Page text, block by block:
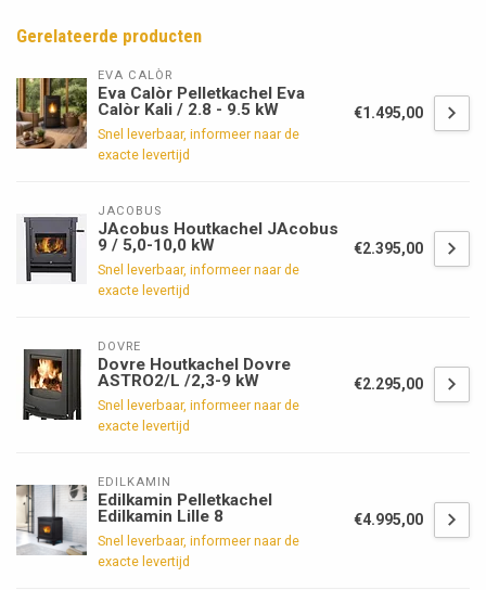
Gerelateerde producten
EVA CALÒR
Eva Calòr Pelletkachel Eva
Calòr Kali / 2.8 - 9.5 kW
Snel leverbaar, informeer naar de
exacte levertijd
€1.495,00
JACOBUS
JAcobus Houtkachel JAcobus
9 / 5,0-10,0 kW
Snel leverbaar, informeer naar de
exacte levertijd
€2.395,00
DOVRE
Dovre Houtkachel Dovre
ASTRO2/L /2,3-9 kW
Snel leverbaar, informeer naar de
exacte levertijd
€2.295,00
EDILKAMIN
Edilkamin Pelletkachel
Edilkamin Lille 8
Snel leverbaar, informeer naar de
exacte levertijd
€4.995,00